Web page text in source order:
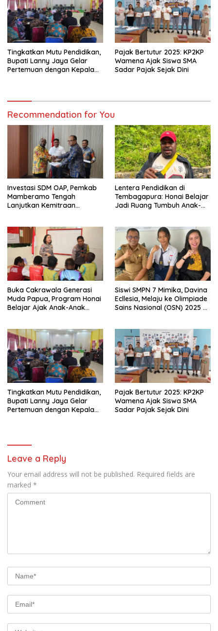
Tingkatkan Mutu Pendidikan,
Bupati Lanny Jaya Gelar
Pertemuan dengan Kepala
Pajak Bertutur 2025: KP2KP
Wamena Ajak Siswa SMA
Sadar Pajak Sejak Dini
Recommendation for You
Investasi SDM OAP, Pemkab
Mamberamo Tengah
Lanjutkan Kemitraan
Lentera Pendidikan di
Tembagapura: Honai Belajar
Jadi Ruang Tumbuh Anak-
Buka Cakrawala Generasi
Muda Papua, Program Honai
Belajar Ajak Anak-Anak
Siswi SMPN 7 Mimika, Davina
Ecllesia, Melaju ke Olimpiade
Sains Nasional (OSN) 2025 di
Tingkatkan Mutu Pendidikan,
Bupati Lanny Jaya Gelar
Pertemuan dengan Kepala
Pajak Bertutur 2025: KP2KP
Wamena Ajak Siswa SMA
Sadar Pajak Sejak Dini
Leave a Reply
Your email address will not be published. Required fields are
marked *